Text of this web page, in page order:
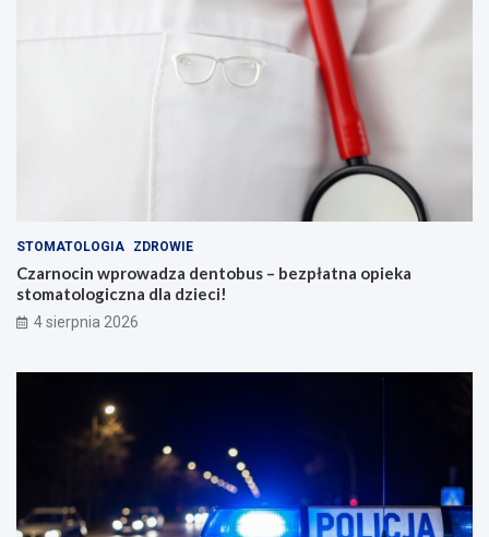
STOMATOLOGIA ZDROWIE
Czarnocin wprowadza dentobus – bezpłatna opieka
stomatologiczna dla dzieci!
4 sierpnia 2026